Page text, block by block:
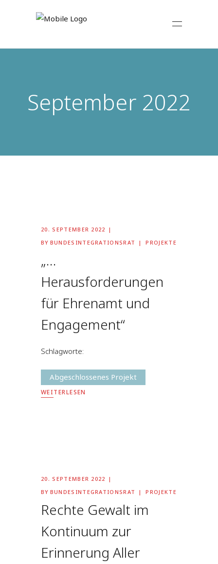
September 2022
20. SEPTEMBER 2022
BY BUNDESINTEGRATIONSRAT PROJEKTE
„…
Herausforderungen
für Ehrenamt und
Engagement“
Schlagworte:
Abgeschlossenes Projekt
WEITERLESEN
20. SEPTEMBER 2022
BY BUNDESINTEGRATIONSRAT PROJEKTE
Rechte Gewalt im
Kontinuum zur
Erinnerung Aller